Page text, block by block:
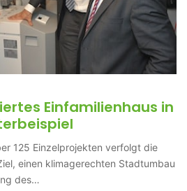
Einfamilienhaus in
125 Einzelprojekten verfolgt die
einen klimagerechten Stadtumbau
des…